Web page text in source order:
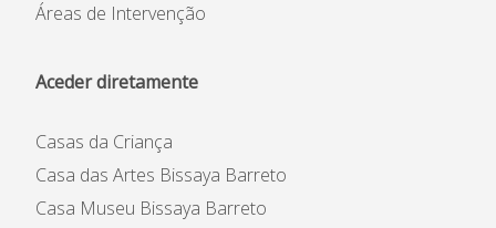
Áreas de Intervenção
Aceder diretamente
Casas da Criança
Casa das Artes Bissaya Barreto
Casa Museu Bissaya Barreto